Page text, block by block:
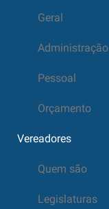
Geral
Administração
Pessoal
Orçamento
Vereadores
Quem são
Legislaturas